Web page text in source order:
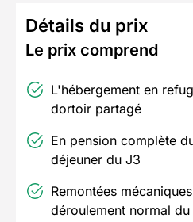
Détails du prix
Le prix comprend
L'hébergement en
dortoir partagé
En pension complète
déjeuner du J3
Remontées
déroulement normal